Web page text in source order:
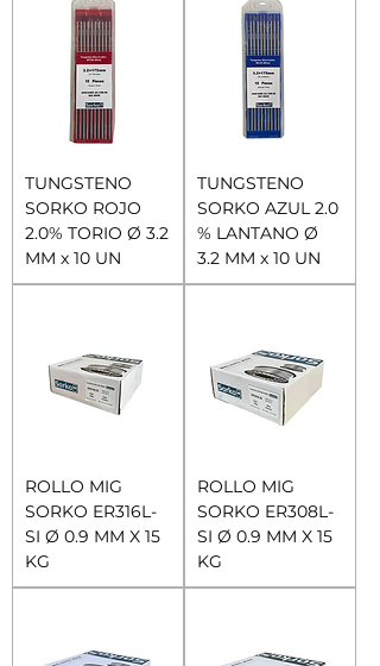
TUNGSTENO
SORKO ROJO
2.0% TORIO Ø 3.2
MM x 10 UN
TUNGSTENO
SORKO AZUL 2.0
% LANTANO Ø
3.2 MM x 10 UN
ROLLO MIG
SORKO ER316L-
SI Ø 0.9 MM X 15
KG
ROLLO MIG
SORKO ER308L-
SI Ø 0.9 MM X 15
KG